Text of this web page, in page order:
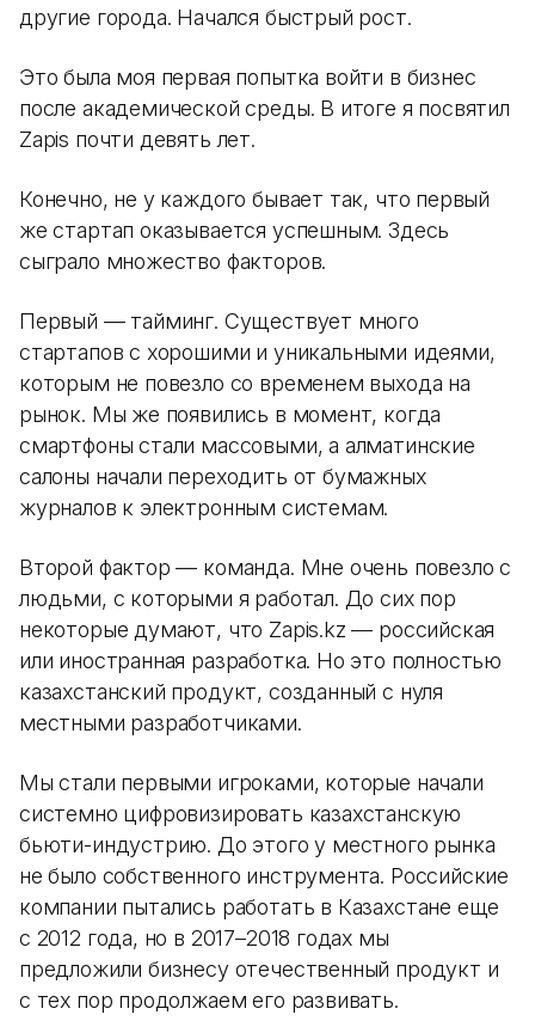
другие города. Начался быстрый рост.
Это была моя первая попытка войти в бизнес
после академической среды. В итоге я посвятил
Zapis почти девять лет.
Конечно, не у каждого бывает так, что первый
же стартап оказывается успешным. Здесь
сыграло множество факторов.
Первый — тайминг. Существует много
стартапов с хорошими и уникальными идеями,
которым не повезло со временем выхода на
рынок. Мы же появились в момент, когда
смартфоны стали массовыми, а алматинские
салоны начали переходить от бумажных
журналов к электронным системам.
Второй фактор — команда. Мне очень повезло с
людьми, с которыми я работал. До сих пор
некоторые думают, что Zapis.kz — российская
или иностранная разработка. Но это полностью
казахстанский продукт, созданный с нуля
местными разработчиками.
Мы стали первыми игроками, которые начали
системно цифровизировать казахстанскую
бьюти-индустрию. До этого у местного рынка
не было собственного инструмента. Российские
компании пытались работать в Казахстане еще
с 2012 года, но в 2017–2018 годах мы
предложили бизнесу отечественный продукт и
с тех пор продолжаем его развивать.